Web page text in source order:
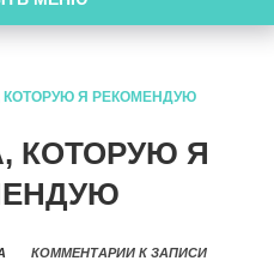
КОТОРУЮ Я РЕКОМЕНДУЮ
КОТОРУЮ Я
КОММЕНТАРИИК ЗАПИСИ